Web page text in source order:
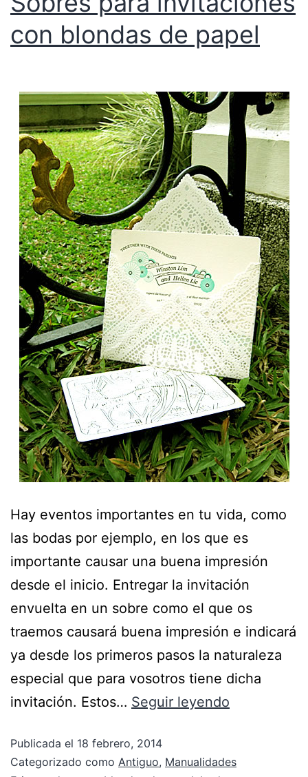
con blondas de papel
Hay eventos importantes en tu vida, como
las bodas por ejemplo, en los que es
importante causar una buena impresión
desde el inicio. Entregar la invitación
envuelta en un sobre como el que os
traemos causará buena impresión e indicará
ya desde los primeros pasos la naturaleza
especial que para vosotros tiene dicha
invitación. Estos… Seguir leyendo
Publicada el 18 febrero, 2014
Categorizado como Antiguo, Manualidades